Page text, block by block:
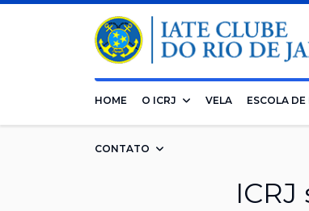
HOME O ICRJ VELA ESCOLA
CONTATO